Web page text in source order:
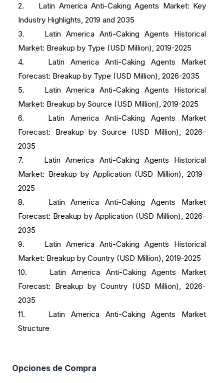
2. Latin America Anti-Caking Agents Market: Key
Industry Highlights, 2019 and 2035
3. Latin America Anti-Caking Agents Historical
Market: Breakup by Type (USD Million), 2019-2025
4. Latin America Anti-Caking Agents Market
Forecast: Breakup by Type (USD Million), 2026-2035
5. Latin America Anti-Caking Agents Historical
Market: Breakup by Source (USD Million), 2019-2025
6. Latin America Anti-Caking Agents Market
Forecast: Breakup by Source (USD Million), 2026-
2035
7. Latin America Anti-Caking Agents Historical
Market: Breakup by Application (USD Million), 2019-
2025
8. Latin America Anti-Caking Agents Market
Forecast: Breakup by Application (USD Million), 2026-
2035
9. Latin America Anti-Caking Agents Historical
Market: Breakup by Country (USD Million), 2019-2025
10. Latin America Anti-Caking Agents Market
Forecast: Breakup by Country (USD Million), 2026-
2035
11. Latin America Anti-Caking Agents Market
Structure
Opciones de Compra